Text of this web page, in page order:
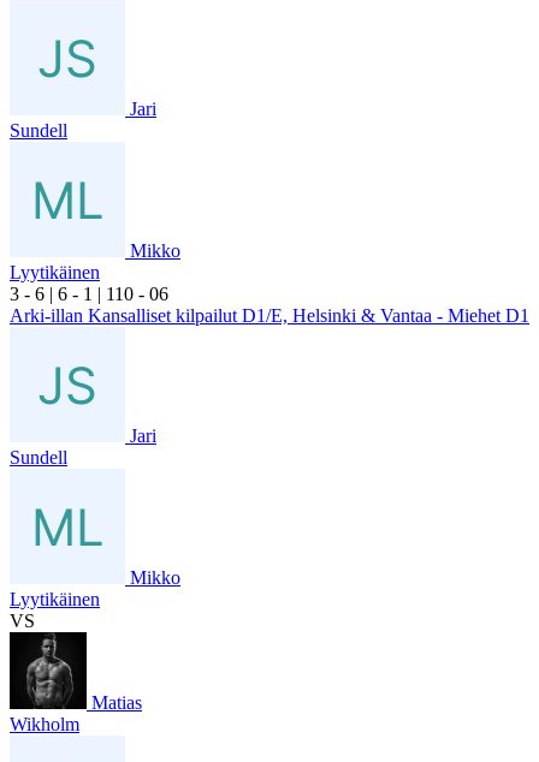
Jari
Sundell
Mikko
Lyytikäinen
3 - 6 | 6 - 1 | 110 - 06
Arki-illan Kansalliset kilpailut D1/E, Helsinki & Vantaa - Miehet D1
Jari
Sundell
Mikko
Lyytikäinen
VS
Matias
Wikholm